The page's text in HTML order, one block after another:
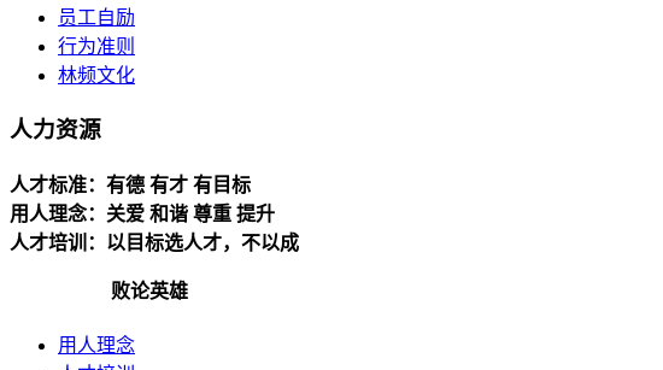
员工自励
行为准则
林频文化
人力资源
人才标准：有德 有才 有目标
用人理念：关爱 和谐 尊重 提升
人才培训：以目标选人才，不以成
败论英雄
用人理念